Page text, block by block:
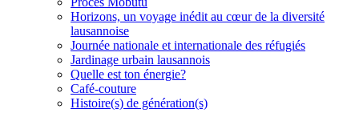
Horizons, un voyage inédit au cœur de la diversité
lausannoise
Journée nationale et internationale des réfugiés
Jardinage urbain lausannois
Quelle est ton énergie?
Café-couture
Histoire(s) de génération(s)